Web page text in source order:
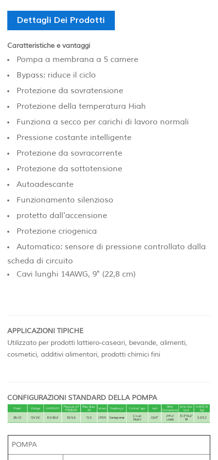
Dettagli Dei Prodotti
Caratteristiche e vantaggi
Pompa a membrana a 5 camere
Bypass: riduce il ciclo
Protezione da sovratensione
Protezione della temperatura Hiah
Funziona a secco per carichi di lavoro normali
Pressione costante intelligente
Protezione da sovracorrente
Protezione da sottotensione
Autoadescante
Funzionamento silenzioso
protetto dall'accensione
Protezione criogenica
Automatico: sensore di pressione controllato dalla
scheda di circuito
Cavi lunghi 14AWG, 9" (22,8 cm)
APPLICAZIONI TIPICHE
Utilizzato per prodotti lattiero-caseari, bevande, alimenti,
cosmetici, additivi alimentari, prodotti chimici fini
CONFIGURAZIONI STANDARD DELLA POMPA
POMPA